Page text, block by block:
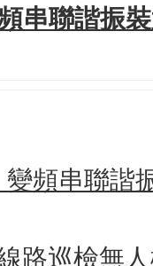
串聯諧振
頻串聯諧
路巡檢無